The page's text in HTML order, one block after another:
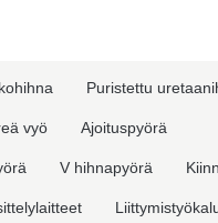
Puristettu
vyö Ajoituspyörä
V hihnapyörä